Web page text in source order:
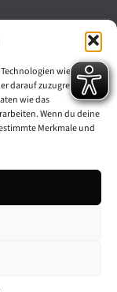
wie
darauf zuzugreifen.
wie das
Wenn du deine
Merkmale und